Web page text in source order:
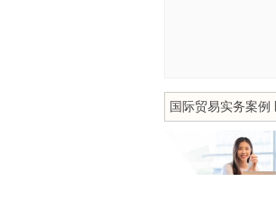
国际贸易实务案例